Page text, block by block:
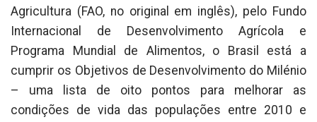
Agricultura (FAO, no original em inglês), pelo Fundo
Internacional de Desenvolvimento Agrícola e
Programa Mundial de Alimentos, o Brasil está a
cumprir os Objetivos de Desenvolvimento do Milénio
– uma lista de oito pontos para melhorar as
condições de vida das populações entre 2010 e